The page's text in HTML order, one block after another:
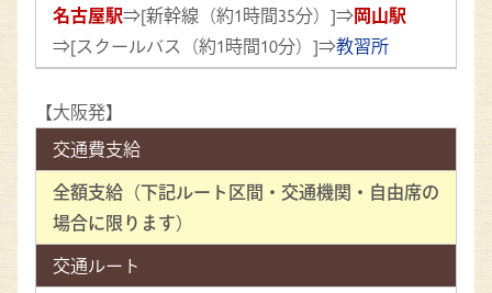
名古屋駅⇒[新幹線（約1時間35分）]⇒岡山駅
⇒[スクールバス（約1時間10分）]⇒教習所
【大阪発】
交通費支給
全額支給（下記ルート区間・交通機関・自由席の
場合に限ります）
交通ルート